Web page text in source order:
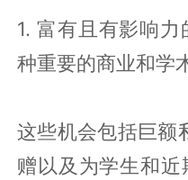
1. 富有且有影响
种重要的商业和学
这些机会包括巨额
赠以及为学生和